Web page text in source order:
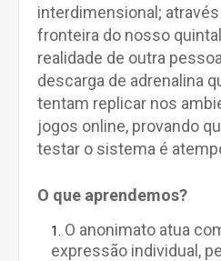
interdimensional;
fronteira do nosso
realidade de outra
descarga de adrenalina
tentam replicar nos
jogos online, provando
testar o sistema é
O que aprendemos?
O anonimato atua
expressão individual,